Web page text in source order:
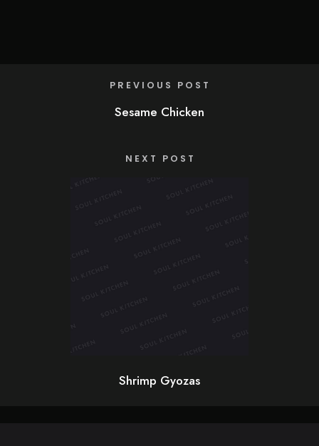
PREVIOUS POST
Sesame Chicken
NEXT POST
Shrimp Gyozas